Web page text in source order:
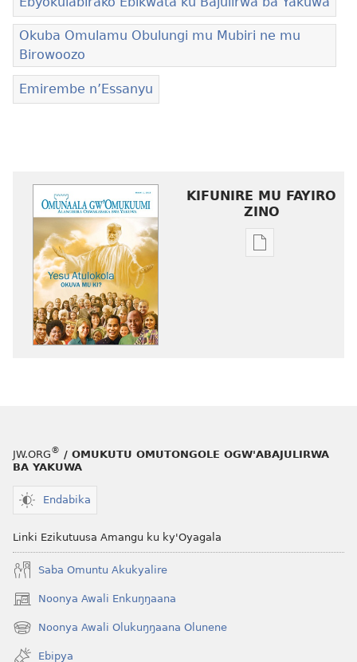
Okuba Omulamu Obulungi mu Mubiri ne mu
Birowoozo
Emirembe n’Essanyu
KIFUNIRE MU FAYIRO
ZINO
Eby'okulondako
JW.ORG® / OMUKUTU OMUTONGOLE OGW'ABAJULIRWA
BA YAKUWA
Endabika
Linki Ezikutuusa Amangu ku ky'Oyagala
Saba Omuntu Akukyalire
Noonya Awali Enkuŋŋaana
(opens
new
window)
Noonya Awali Olukuŋŋaana Olunene
(opens
new
Ebipya